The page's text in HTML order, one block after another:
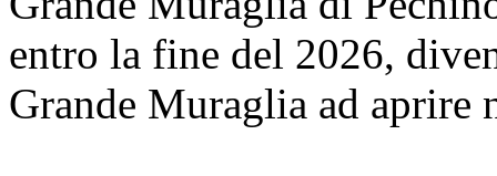
entro la fine del 2026,
Grande Muraglia ad aprire